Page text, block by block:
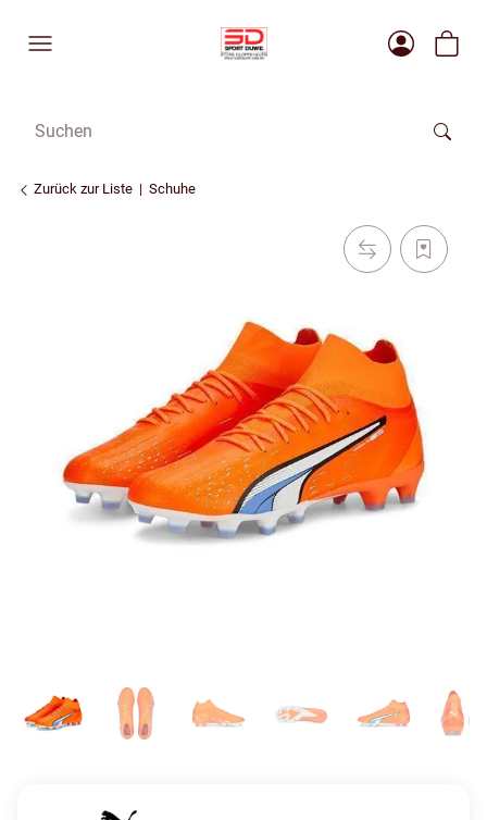
Zurück zur Liste Schuhe